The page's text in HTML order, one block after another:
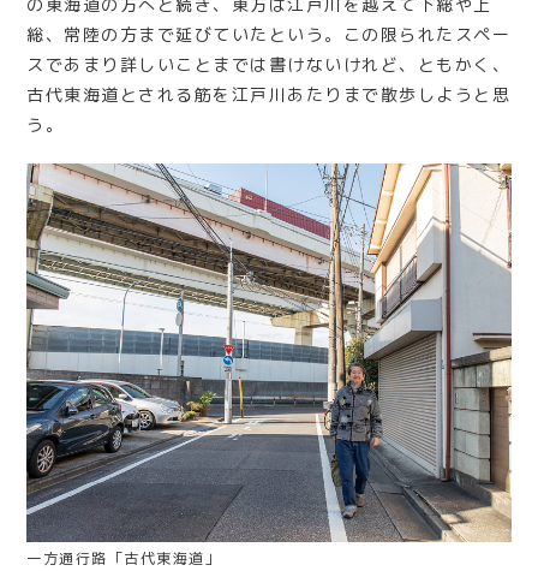
総、常陸の方まで延びていたという。この限られたスペー
スであまり詳しいことまでは書けないけれど、ともかく、
古代東海道とされる筋を江戸川あたりまで散歩しようと思
う。
一方通行路「古代東海道」